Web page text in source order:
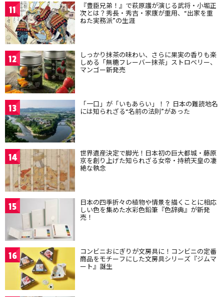
11 『豊臣兄弟！』で萩原護が演じる武将・小堀正
次とは？秀長・秀吉・家康が重用、“出家を重
ねた実務派”の生涯
12 しっかり抹茶の味わい、さらに果実の香りも楽
しめる「無糖フレーバー抹茶」ストロベリー、
マンゴー新発売
13 「一口」が「いもあらい」！？ 日本の難読地名
には知られざる“名前の法則”があった
14 世界遺産決定で脚光！日本初の巨大都城・藤原
京を創り上げた知られざる女帝・持統天皇の凄
絶な執念
15 日本の四季折々の植物や情景を描くことに相応
しい色を集めた水彩色鉛筆『色辞典』が新発
売！
16 コンビニおにぎりが文房具に！コンビニの定番
商品をモチーフにした文房具シリーズ『ジムマ
ート』誕生